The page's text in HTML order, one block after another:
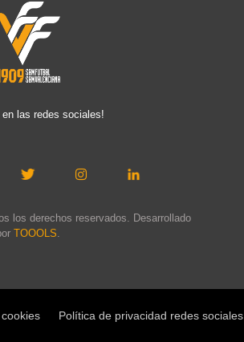
en las redes sociales!
los derechos reservados. Desarrollado
TOOOLS.
Política de privacidad redes sociales